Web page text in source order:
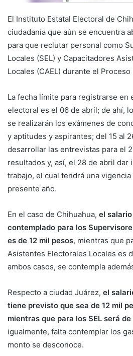
El Instituto Estatal Electoral de
ciudadanía que aún se encuentra
para que reclutar personal como
Locales (SEL) y Capacitadores
Locales (CAEL) durante el
La fecha límite para registrarse en
electoral es el 06 de abril; de ahí,
se realizarán los exámenes de
y aptitudes y aspirantes; del 15 al
desarrollar las entrevistas para el
resultados y, así, el 28 de abril
trabajo, el cual tendrá una
presente año.
En el caso de Chihuahua, el
contemplado para los
es de 12 mil pesos, mientras que
Asistentes Electorales Locales es
ambos casos, se contempla
Respecto a ciudad Juárez, el
tiene previsto que sea de 12 mil
mientras que para los SEL será
igualmente, falta contemplar los
monto se desconoce.